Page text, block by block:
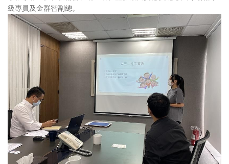
級專員及金群智副總。